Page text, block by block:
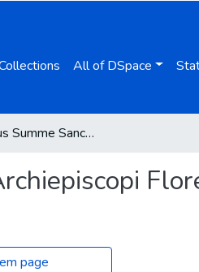
All of DSpace
Tertius tomus Summe Sancti Antonini Archiepiscopi Florentini Ordinis Praedicatorum ...
page